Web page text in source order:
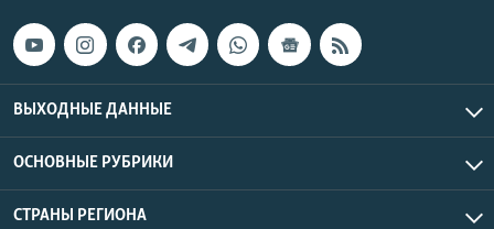
ВЫХОДНЫЕ ДАННЫЕ
ОСНОВНЫЕ РУБРИКИ
СТРАНЫ РЕГИОНА